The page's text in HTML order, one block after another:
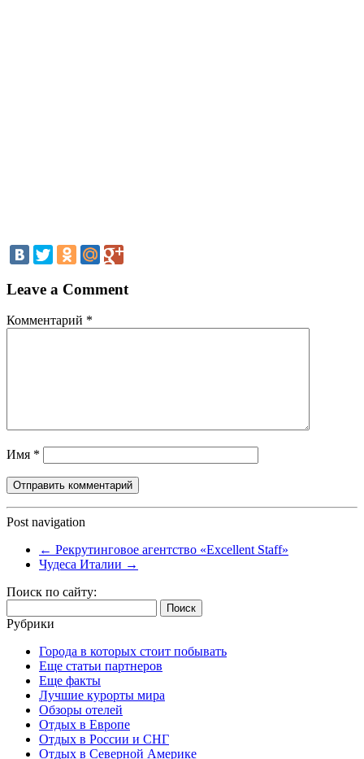
Leave a Comment
Комментарий *
Имя *
Post navigation
← Рекрутинговое агентство «Excellent Staff»
Чудеса Италии →
Поиск по сайту:
Рубрики
Города в которых стоит побывать
Еще статьи партнеров
Еще факты
Лучшие курорты мира
Обзоры отелей
Отдых в Европе
Отдых в России и СНГ
Отдых в Северной Америке